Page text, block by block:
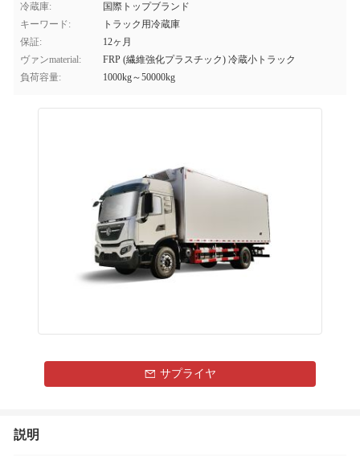
冷蔵庫:
国際トップブランド
キーワード:
トラック用冷蔵庫
保証:
12ヶ月
ヴァンmaterial:
FRP (繊維強化プラスチック) 冷蔵小トラック
負荷容量:
1000kg～50000kg
サプライヤ
説明